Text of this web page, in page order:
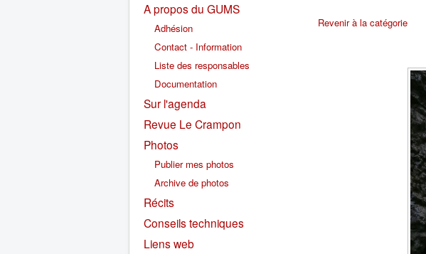
A propos du GUMS
Adhésion
Contact - Information
Liste des responsables
Documentation
Sur l'agenda
Revue Le Crampon
Photos
Publier mes photos
Archive de photos
Récits
Conseils techniques
Liens web
Revenir à la catégorie